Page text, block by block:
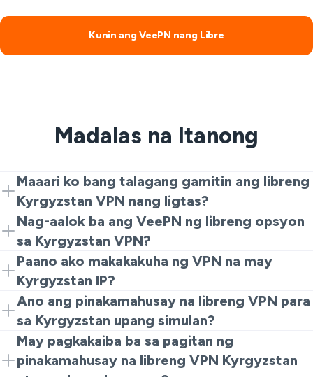
Kunin ang VeePN nang Libre
Madalas na Itanong
Maaari ko bang talagang gamitin ang libreng
Kyrgyzstan VPN nang ligtas?
Oo, basta't umasa ka sa isang maaasahang serbisyo.
Ang epektibong libreng Kyrgyzstan VPN ay dapat na
pangalagaan ang iyong traffic at iwasan ang pag-
bombard sa iyo ng mga patalastas at pagsubaybay.
Nag-aalok ba ang VeePN ng libreng opsyon
sa Kyrgyzstan VPN?
Oo. Ang unang hakbang na maaari mong gawin ay
gumamit ng libreng Kyrgyzstan VPN gamit ang
Chrome extension. Pagkatapos, maaari kang mag-
upgrade sa full VeePN applications na may mas
malalakas na feature ng seguridad.
Paano ako makakakuha ng VPN na may
Kyrgyzstan IP?
I-install ang VeePN, pumili ng server VPN Kyrgyzstan
at kumonekta. Kapag nakakonekta, ang mga site ay
magkakaroon ng VPN na may Kyrgyzstan IP.
Ano ang pinakamahusay na libreng VPN para
sa Kyrgyzstan upang simulan?
Maaari mong isaalang-alang ang mga tampok tulad ng
magandang encryption, mahusay na naipaliwanag na
No Logs policy, at consistent na bilis. Ito ang dahilan
May pagkakaiba ba sa pagitan ng
pinakamahusay na libreng VPN Kyrgyzstan